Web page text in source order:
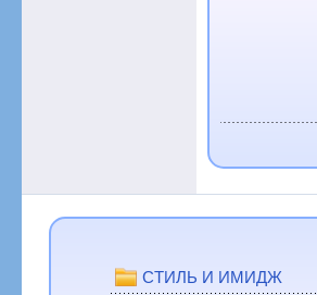
СТИЛЬ И ИМИДЖ